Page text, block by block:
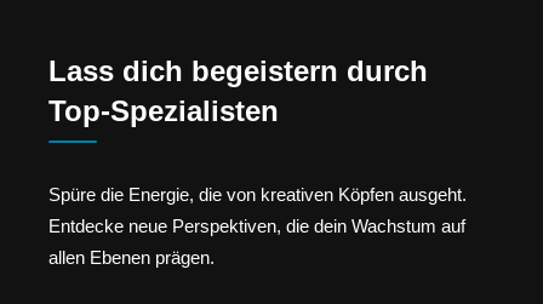
Lass dich begeistern durch
Top-Spezialisten
Spüre die Energie, die von kreativen Köpfen ausgeht.
Entdecke neue Perspektiven, die dein Wachstum auf
allen Ebenen prägen.